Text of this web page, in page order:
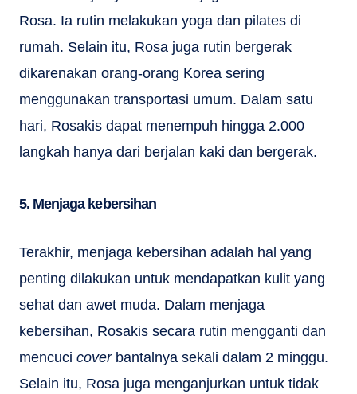
Rosa. Ia rutin melakukan yoga dan pilates di
rumah. Selain itu, Rosa juga rutin bergerak
dikarenakan orang-orang Korea sering
menggunakan transportasi umum. Dalam satu
hari, Rosakis dapat menempuh hingga 2.000
langkah hanya dari berjalan kaki dan bergerak.
5. Menjaga kebersihan
Terakhir, menjaga kebersihan adalah hal yang
penting dilakukan untuk mendapatkan kulit yang
sehat dan awet muda. Dalam menjaga
kebersihan, Rosakis secara rutin mengganti dan
mencuci cover bantalnya sekali dalam 2 minggu.
Selain itu, Rosa juga menganjurkan untuk tidak